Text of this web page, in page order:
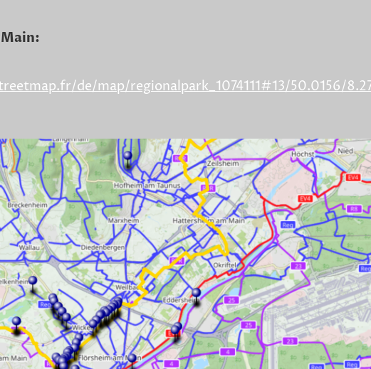
de/map/regionalpark_1074111#13/50.0156/